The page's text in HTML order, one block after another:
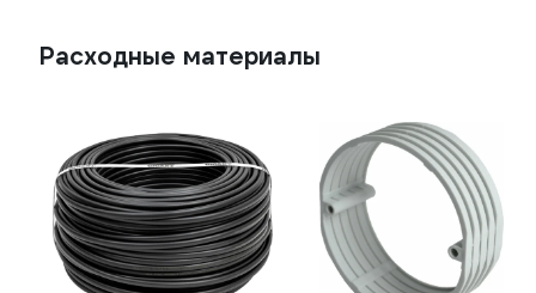
Расходные материалы